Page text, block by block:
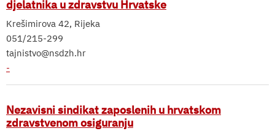
djelatnika u zdravstvu Hrvatske
Krešimirova 42, Rijeka
051/215-299
tajnistvo@nsdzh.hr
-
Nezavisni sindikat zaposlenih u hrvatskom
zdravstvenom osiguranju